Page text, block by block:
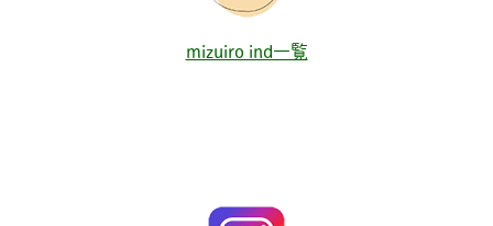
mizuiro ind一覧